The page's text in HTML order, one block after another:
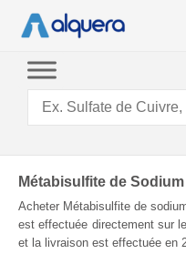
Métabisulfite de Sodium
Acheter Métabisulfite de
est effectuée directement sur
et la livraison est effectuée en